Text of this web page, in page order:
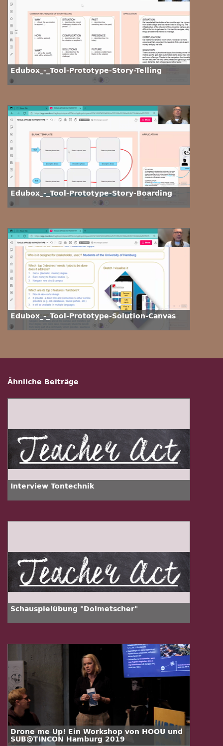
Edubox_-_Tool-Prototype-Story-Telling
Edubox_-_Tool-Prototype-Story-Boarding
Edubox_-_Tool-Prototype-Solution-Canvas
Ähnliche Beiträge
Interview Tontechnik
Schauspielübung "Dolmetscher"
Drone me Up! Ein Workshop von HOOU und
SUB@TINCON Hamburg 2019